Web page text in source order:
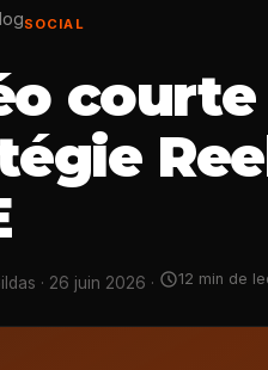
SOCIAL
courte
· 26 juin 2026 · schedule12 min de